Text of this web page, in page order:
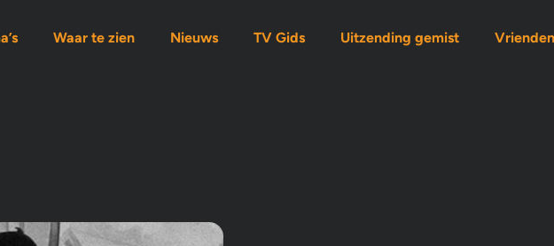
Waar te zien Nieuws TV Gids Uitzending gemist